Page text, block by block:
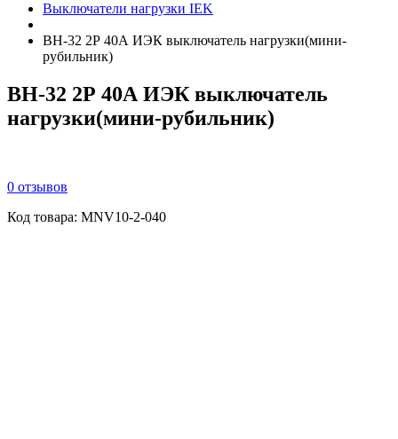
Выключатели нагрузки IEK
ВН-32 2Р 40А ИЭК выключатель нагрузки(мини-
рубильник)
ВН-32 2Р 40А ИЭК выключатель
нагрузки(мини-рубильник)
0 отзывов
Код товара: MNV10-2-040